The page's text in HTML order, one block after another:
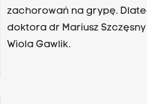
zachorowań na grypę.
doktora dr Mariusz
Wiola Gawlik.